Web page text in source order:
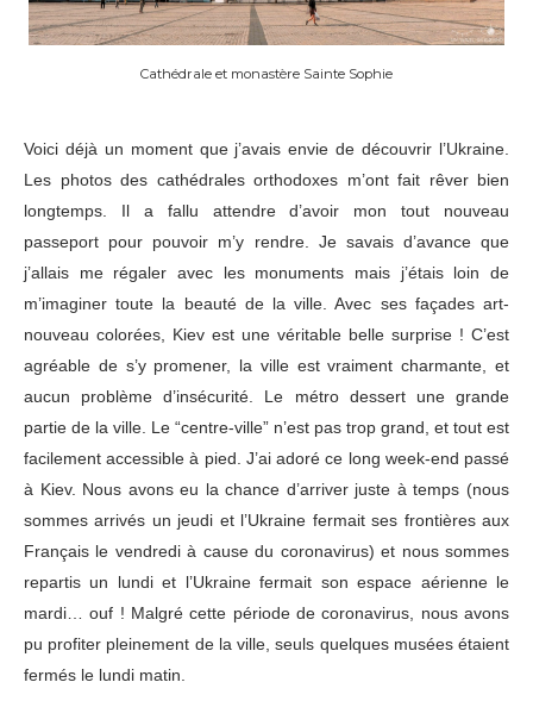
Cathédrale et monastère Sainte Sophie
Voici déjà un moment que j’avais envie de découvrir l’Ukraine.
Les photos des cathédrales orthodoxes m’ont fait rêver bien
longtemps. Il a fallu attendre d’avoir mon tout nouveau
passeport pour pouvoir m’y rendre. Je savais d’avance que
j’allais me régaler avec les monuments mais j’étais loin de
m’imaginer toute la beauté de la ville. Avec ses façades art-
nouveau colorées, Kiev est une véritable belle surprise ! C’est
agréable de s’y promener, la ville est vraiment charmante, et
aucun problème d’insécurité. Le métro dessert une grande
partie de la ville. Le “centre-ville” n’est pas trop grand, et tout est
facilement accessible à pied. J’ai adoré ce long week-end passé
à Kiev. Nous avons eu la chance d’arriver juste à temps (nous
sommes arrivés un jeudi et l’Ukraine fermait ses frontières aux
Français le vendredi à cause du coronavirus) et nous sommes
repartis un lundi et l’Ukraine fermait son espace aérienne le
mardi… ouf ! Malgré cette période de coronavirus, nous avons
pu profiter pleinement de la ville, seuls quelques musées étaient
fermés le lundi matin.